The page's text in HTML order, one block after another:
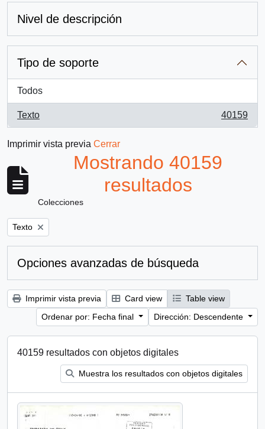
Nivel de descripción
Tipo de soporte
Todos
Texto
, 40159 resultados
40159
Imprimir vista previa Cerrar
Mostrando 40159
resultados
Colecciones
Remove filter:
Texto
Opciones avanzadas de búsqueda
Imprimir vista previa Card view
Table view
Ordenar por: Fecha final
Dirección: Descendente
40159 resultados con objetos digitales
Muestra los resultados con objetos digitales